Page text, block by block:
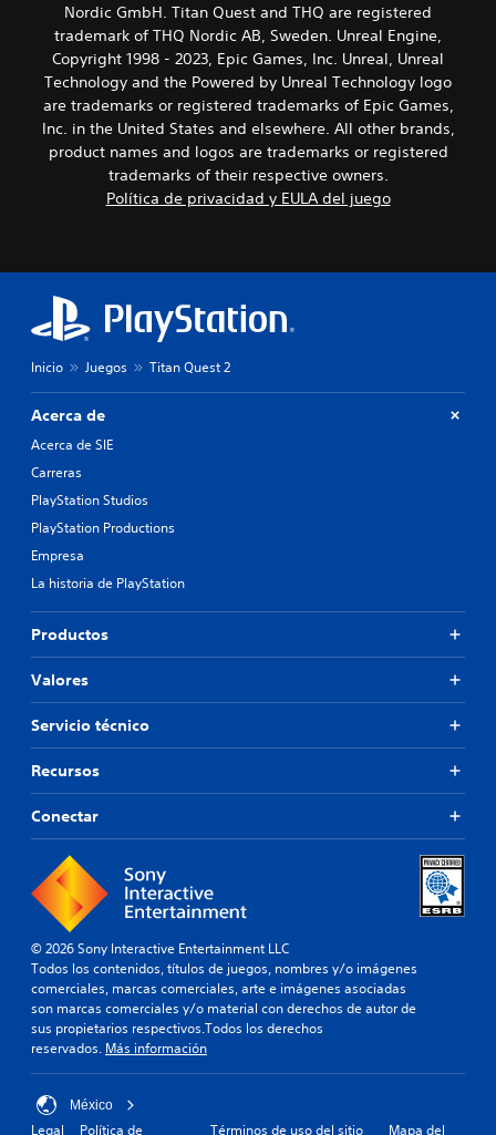
Nordic GmbH. Titan Quest and THQ are registered
trademark of THQ Nordic AB, Sweden. Unreal Engine,
Copyright 1998 - 2023, Epic Games, Inc. Unreal, Unreal
Technology and the Powered by Unreal Technology logo
are trademarks or registered trademarks of Epic Games,
Inc. in the United States and elsewhere. All other brands,
product names and logos are trademarks or registered
trademarks of their respective owners.
Política de privacidad y EULA del juego
Inicio Juegos Titan Quest 2
Acerca de
Acerca de SIE
Carreras
PlayStation Studios
PlayStation Productions
Empresa
La historia de PlayStation
Productos
Valores
Servicio técnico
Recursos
Conectar
© 2026 Sony Interactive Entertainment LLC
Todos los contenidos, títulos de juegos, nombres y/o imágenes
comerciales, marcas comerciales, arte e imágenes asociadas
son marcas comerciales y/o material con derechos de autor de
sus propietarios respectivos.Todos los derechos
reservados. Más información
México
Legal Política de Términos de uso del sitio Mapa del